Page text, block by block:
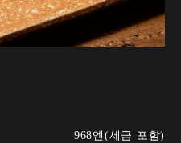
968엔(세금 포함)